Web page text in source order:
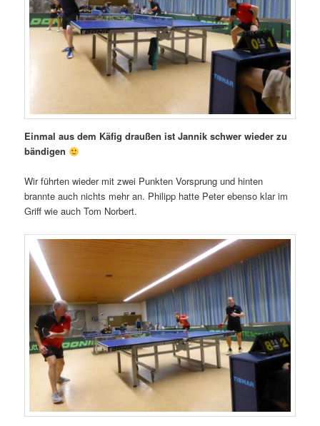
Einmal aus dem Käfig draußen ist Jannik schwer wieder zu
bändigen
Wir führten wieder mit zwei Punkten Vorsprung und hinten
brannte auch nichts mehr an. Philipp hatte Peter ebenso klar im
Griff wie auch Tom Norbert.